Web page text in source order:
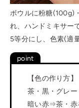
ボウルに粉糖(100g)
れ、ハンドミキサー
5等分にし、色素(適
【色の作り方】
茶・黒・グレ
暗い赤⇒茶・赤